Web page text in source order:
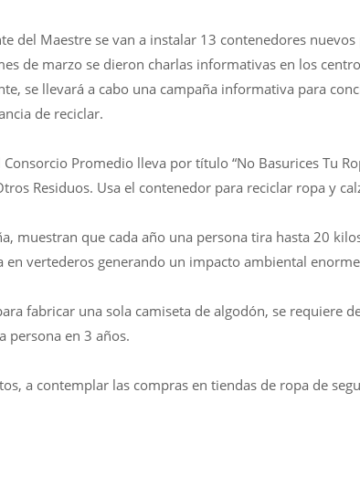
del Maestre se van a instalar 13 contenedores
de marzo se dieron charlas informativas en los
se llevará a cabo una campaña informativa para
de reciclar.
Promedio lleva por título “No Basurices Tu
Residuos. Usa el contenedor para reciclar ropa y
muestran que cada año una persona tira hasta 20
en vertederos generando un impacto ambiental
fabricar una sola camiseta de algodón, se requiere
persona en 3 años.
a contemplar las compras en tiendas de ropa de